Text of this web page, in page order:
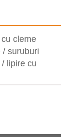
cleme
/ suruburi
lipire cu